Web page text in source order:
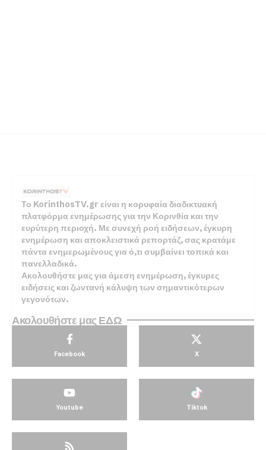
Το KorinthosTV.gr είναι η κορυφαία διαδικτυακή
πλατφόρμα ενημέρωσης για την Κορινθία και την
ευρύτερη περιοχή. Με συνεχή ροή ειδήσεων, έγκυρη
ενημέρωση και αποκλειστικά ρεπορτάζ, σας κρατάμε
πάντα ενημερωμένους για ό,τι συμβαίνει τοπικά και
πανελλαδικά.
Ακολουθήστε μας για άμεση ενημέρωση, έγκυρες
ειδήσεις και ζωντανή κάλυψη των σημαντικότερων
γεγονότων.
Ακολουθήστε μας ΕΔΩ
Facebook X
Youtube Tiktok